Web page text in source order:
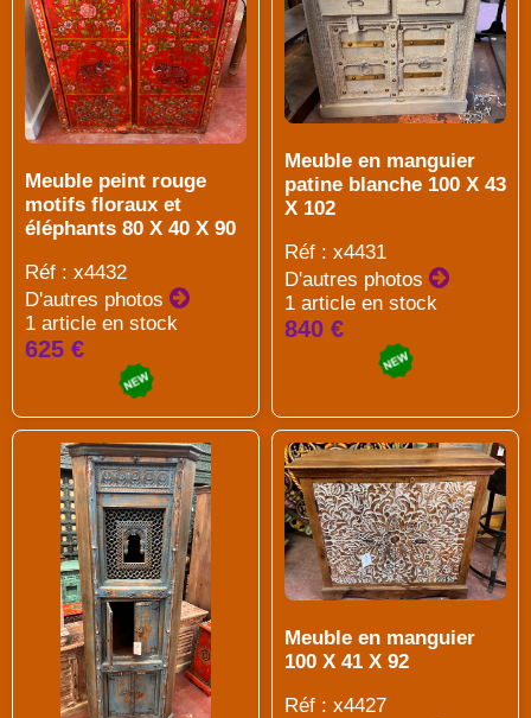
Meuble peint rouge
motifs floraux et
éléphants 80 X 40 X 90
Réf : x4432
D'autres photos
1 article en stock
625 €
Meuble en manguier
patine blanche 100 X 43
X 102
Réf : x4431
D'autres photos
1 article en stock
840 €
Meuble en manguier
100 X 41 X 92
Réf : x4427